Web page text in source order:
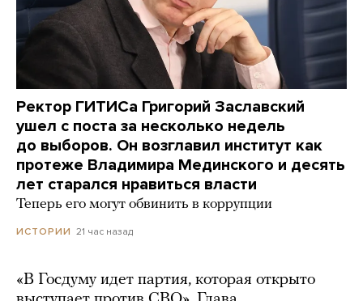
Ректор ГИТИСа Григорий Заславский
ушел с поста за несколько недель
до выборов. Он возглавил институт как
протеже Владимира Мединского и десять
лет старался нравиться власти
Теперь его могут обвинить в коррупции
ИСТОРИИ 21 час назад
«В Госдуму идет партия, которая открыто